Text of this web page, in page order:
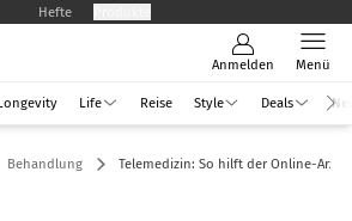
Hefte
Anmelden Menü
Life Reise Style Deals
Behandlung Telemedizin: So hilft der Online-Arzt